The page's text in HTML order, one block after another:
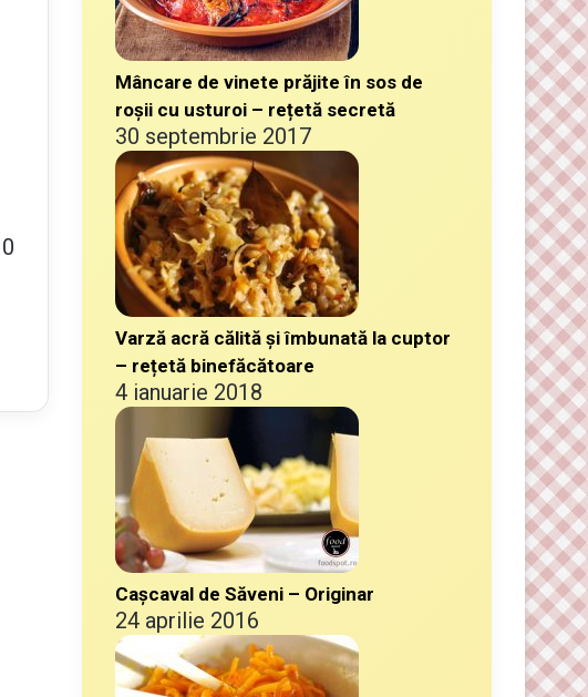
0
Mâncare de vinete prăjite în sos de
roșii cu usturoi – rețetă secretă
30 septembrie 2017
Varză acră călită și îmbunată la cuptor
– rețetă binefăcătoare
4 ianuarie 2018
Cașcaval de Săveni – Originar
24 aprilie 2016